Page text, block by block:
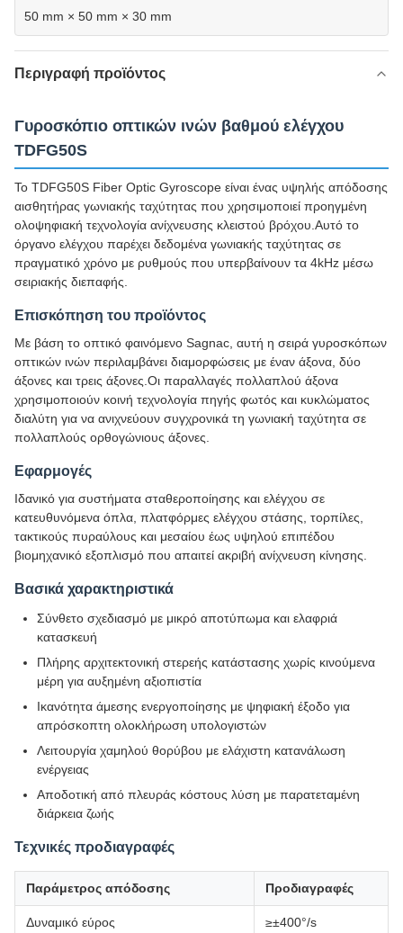
50 mm × 50 mm × 30 mm
Περιγραφή προϊόντος
Γυροσκόπιο οπτικών ινών βαθμού ελέγχου
TDFG50S
Το TDFG50S Fiber Optic Gyroscope είναι ένας υψηλής απόδοσης
αισθητήρας γωνιακής ταχύτητας που χρησιμοποιεί προηγμένη
ολοψηφιακή τεχνολογία ανίχνευσης κλειστού βρόχου.Αυτό το
όργανο ελέγχου παρέχει δεδομένα γωνιακής ταχύτητας σε
πραγματικό χρόνο με ρυθμούς που υπερβαίνουν τα 4kHz μέσω
σειριακής διεπαφής.
Επισκόπηση του προϊόντος
Με βάση το οπτικό φαινόμενο Sagnac, αυτή η σειρά γυροσκόπων
οπτικών ινών περιλαμβάνει διαμορφώσεις με έναν άξονα, δύο
άξονες και τρεις άξονες.Οι παραλλαγές πολλαπλού άξονα
χρησιμοποιούν κοινή τεχνολογία πηγής φωτός και κυκλώματος
διαλύτη για να ανιχνεύουν συγχρονικά τη γωνιακή ταχύτητα σε
πολλαπλούς ορθογώνιους άξονες.
Εφαρμογές
Ιδανικό για συστήματα σταθεροποίησης και ελέγχου σε
κατευθυνόμενα όπλα, πλατφόρμες ελέγχου στάσης, τορπίλες,
τακτικούς πυραύλους και μεσαίου έως υψηλού επιπέδου
βιομηχανικό εξοπλισμό που απαιτεί ακριβή ανίχνευση κίνησης.
Βασικά χαρακτηριστικά
Σύνθετο σχεδιασμό με μικρό αποτύπωμα και ελαφριά
κατασκευή
Πλήρης αρχιτεκτονική στερεής κατάστασης χωρίς κινούμενα
μέρη για αυξημένη αξιοπιστία
Ικανότητα άμεσης ενεργοποίησης με ψηφιακή έξοδο για
απρόσκοπτη ολοκλήρωση υπολογιστών
Λειτουργία χαμηλού θορύβου με ελάχιστη κατανάλωση
ενέργειας
Αποδοτική από πλευράς κόστους λύση με παρατεταμένη
διάρκεια ζωής
Τεχνικές προδιαγραφές
Παράμετρος απόδοσης Προδιαγραφές
Δυναμικό εύρος ≥±400°/s